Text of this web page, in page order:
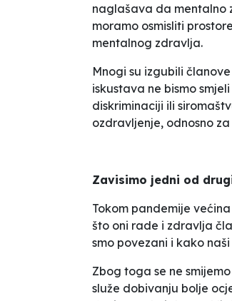
naglašava da mentalno
moramo osmisliti
mentalnog zdravlja.
Mnogi su izgubili
iskustava ne bismo
diskriminaciji ili
ozdravljenje, odnosno
Zavisimo jedni od
Tokom pandemije
što oni rade i zdravlja
smo povezani i kako
Zbog toga se ne
služe dobivanju bolje